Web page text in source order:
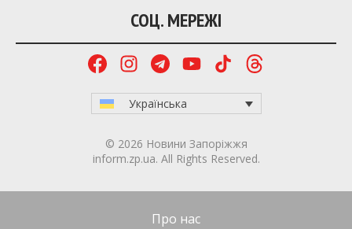
СОЦ. МЕРЕЖІ
Українська
© 2026 Новини Запоріжжя
inform.zp.ua. All Rights Reserved.
Про нас